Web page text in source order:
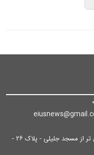
آدرس: تهران/ انتهای خیابان ایرانشهر - پایین تر از مسجد جلیلی - پلاک ۲۶ -